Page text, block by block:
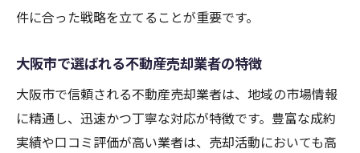
件に合った戦略を立てることが重要です。
大阪市で選ばれる不動産売却業者の特徴
大阪市で信頼される不動産売却業者は、地域の市場情報
に精通し、迅速かつ丁寧な対応が特徴です。豊富な成約
実績や口コミ評価が高い業者は、売却活動においても高